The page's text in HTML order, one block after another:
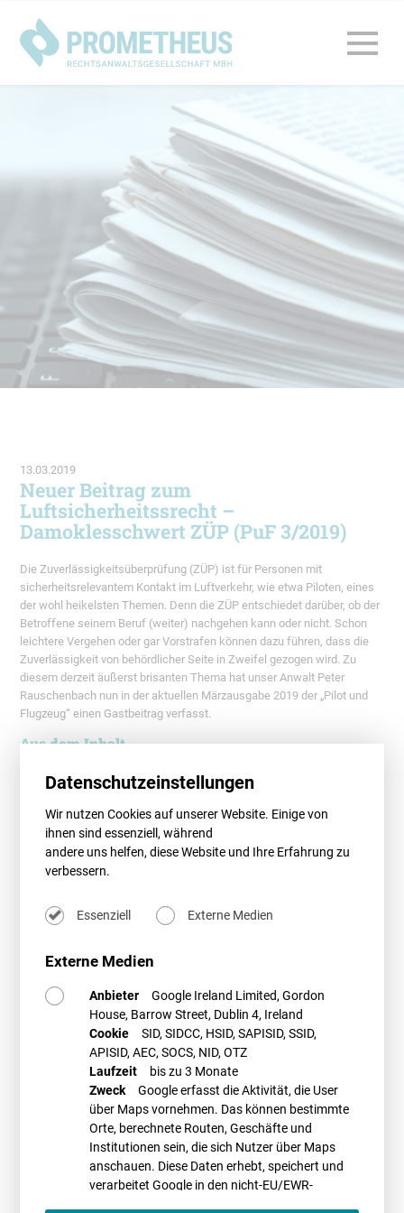
13.03.2019
Neuer Beitrag zum
Luftsicherheitssrecht –
Damoklesschwert ZÜP (PuF 3/2019)
Die Zuverlässigkeitsüberprüfung (ZÜP) ist für Personen mit
sicherheitsrelevantem Kontakt im Luftverkehr, wie etwa Piloten, eines
der wohl heikelsten Themen. Denn die ZÜP entschiedet darüber, ob der
Betroffene seinem Beruf (weiter) nachgehen kann oder nicht. Schon
leichtere Vergehen oder gar Vorstrafen können dazu führen, dass die
Zuverlässigkeit von behördlicher Seite in Zweifel gezogen wird. Zu
diesem derzeit äußerst brisanten Thema hat unser Anwalt Peter
Rauschenbach nun in der aktuellen Märzausgabe 2019 der „Pilot und
Flugzeug“ einen Gastbeitrag verfasst.
Aus dem Inhalt
Kabinenpersonal als auch von Bodenpersonal zeigt sich sehr häufig,
Verwaltungsgerichtsbarkeit äußerst restriktiv ist, wenn es um die
Bewertung der luftverkehrsrechtlichen Zuverlässigkeit geht. Die
„persönliche Zuverlässigkeit“ ist dabei nicht nur ein entscheidendes
Kriterium für die Berufsausübung eines Piloten, sondern als
sich auch in anderen Bereichen des besonderen
Verwaltungsrechts wiederfindet (z. B. § 35 GewO), dort aber mit einem
Flugzeug.
Wegducken ist die falsche Taktik
Aus den Erkenntnissen der täglichen Beratungspraxis ist Luftpersonal,
dessen Zuverlässigkeit von Seiten der zuständigen Behörden in Rede
steht, nur dringend davon abzuraten, das Thema „auszusitzen“. Wenn
sich die behördliche Auffassung des Sachverhalts nämlich verfestigt,
ist es vielfach schwer, (kurzfristig) eine positive Entscheidung
herbeizuführen. Die betroffenen Piloten sollten daher in der Regel
zeitnah rechtlichen Beistand suchen.
Datenschutzeinstellungen
Wir nutzen Cookies auf unserer Website. Einige von
ihnen sind essenziell, während
andere uns helfen, diese Website und Ihre Erfahrung zu
verbessern.
Essenziell Externe Medien
Externe Medien
Anbieter
Google Ireland Limited, Gordon
House, Barrow Street, Dublin 4, Ireland
Cookie
SID, SIDCC, HSID, SAPISID, SSID,
APISID, AEC, SOCS, NID, OTZ
Laufzeit
bis zu 3 Monate
Zweck
Google erfasst die Aktivität, die User
über Maps vornehmen. Das können bestimmte
Orte, berechnete Routen, Geschäfte und
Institutionen sein, die sich Nutzer über Maps
anschauen. Diese Daten erhebt, speichert und
verarbeitet Google in den nicht-EU/EWR-